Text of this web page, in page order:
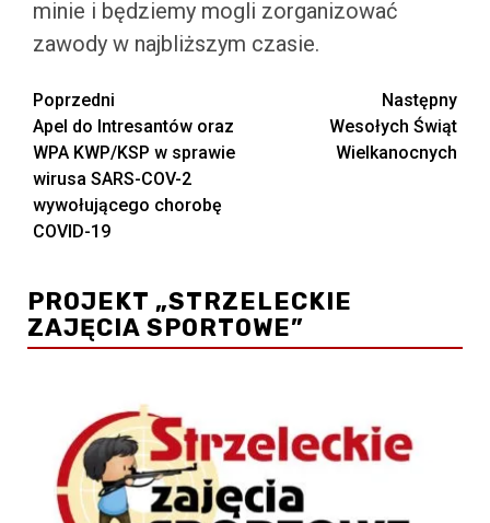
minie i będziemy mogli zorganizować
zawody w najbliższym czasie.
Zobacz
wpisy
Poprzedni
Apel do Intresantów oraz
WPA KWP/KSP w sprawie
wirusa SARS-COV-2
wywołującego chorobę
COVID-19
Następny
Wesołych Świąt
Wielkanocnych
PROJEKT „STRZELECKIE
ZAJĘCIA SPORTOWE”